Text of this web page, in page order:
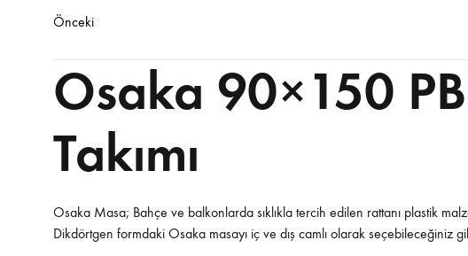
Önceki
Osaka 90×150
Takımı
Osaka Masa; Bahçe ve balkonlarda sıklıkla tercih edilen rattanı plastik
Dikdörtgen formdaki Osaka masayı iç ve dış camlı olarak seçebileceğiniz